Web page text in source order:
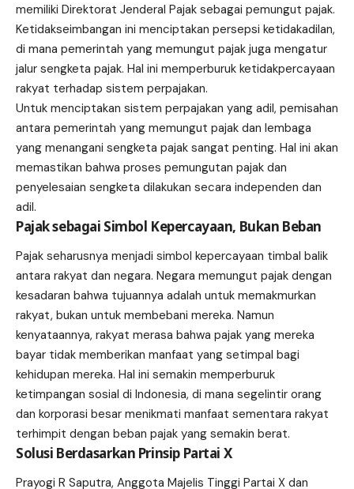
memiliki Direktorat Jenderal Pajak sebagai pemungut pajak.
Ketidakseimbangan ini menciptakan persepsi ketidakadilan,
di mana pemerintah yang memungut pajak juga mengatur
jalur sengketa pajak. Hal ini memperburuk ketidakpercayaan
rakyat terhadap sistem perpajakan.
Untuk menciptakan sistem perpajakan yang adil, pemisahan
antara pemerintah yang memungut pajak dan lembaga
yang menangani sengketa pajak sangat penting. Hal ini akan
memastikan bahwa proses pemungutan pajak dan
penyelesaian sengketa dilakukan secara independen dan
adil.
Pajak sebagai Simbol Kepercayaan, Bukan Beban
Pajak seharusnya menjadi simbol kepercayaan timbal balik
antara rakyat dan negara. Negara memungut pajak dengan
kesadaran bahwa tujuannya adalah untuk memakmurkan
rakyat, bukan untuk membebani mereka. Namun
kenyataannya, rakyat merasa bahwa pajak yang mereka
bayar tidak memberikan manfaat yang setimpal bagi
kehidupan mereka. Hal ini semakin memperburuk
ketimpangan sosial di Indonesia, di mana segelintir orang
dan korporasi besar menikmati manfaat sementara rakyat
terhimpit dengan beban pajak yang semakin berat.
Solusi Berdasarkan Prinsip Partai X
Prayogi R Saputra, Anggota Majelis Tinggi Partai X dan